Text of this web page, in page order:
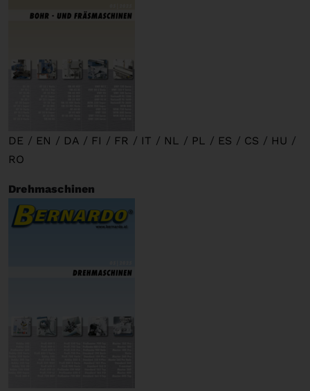
DE / EN / DA / FI / FR / IT / NL / PL / ES / CS / HU /
RO
Drehmaschinen